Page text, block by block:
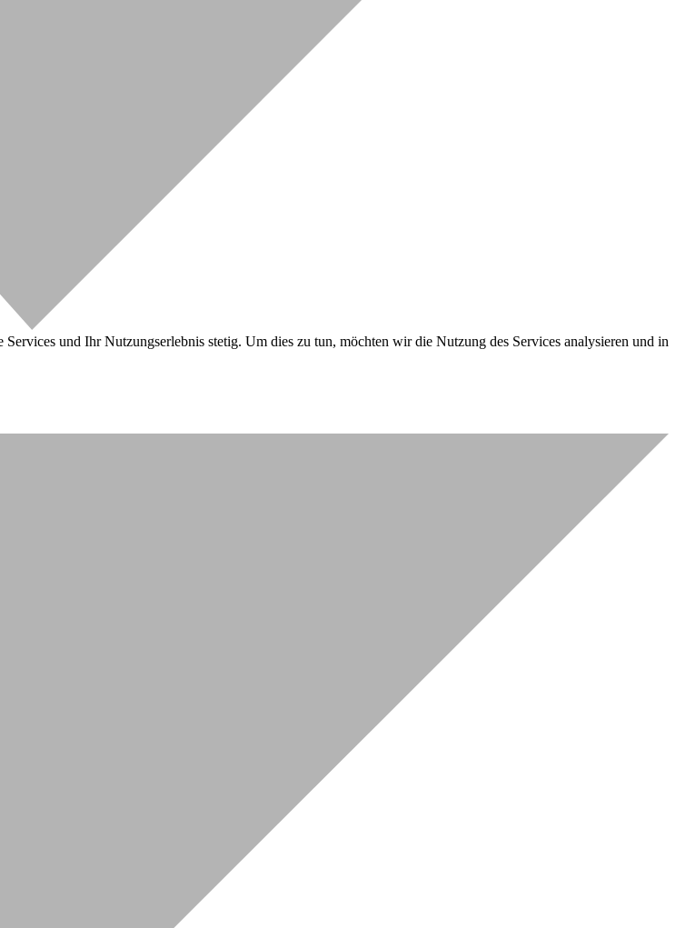
und Ihr Nutzungserlebnis stetig. Um dies zu tun, möchten wir die Nutzung des Services analysieren und in